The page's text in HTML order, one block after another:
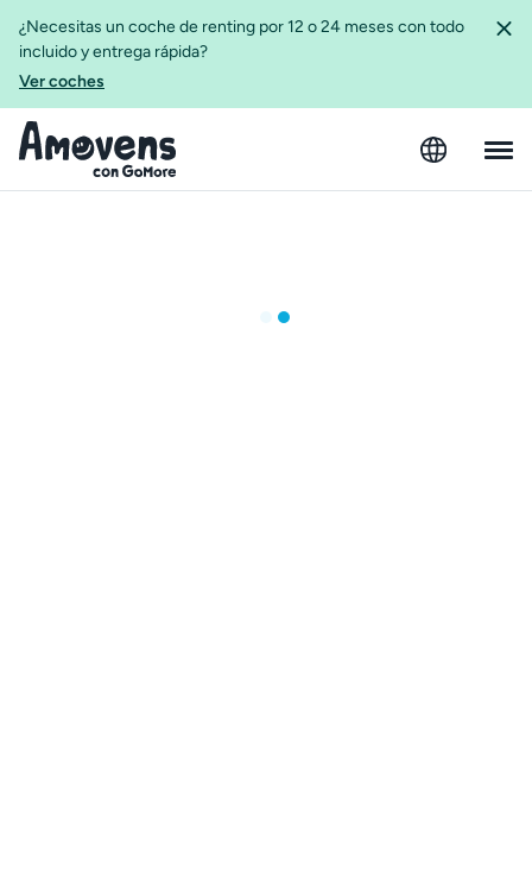
¿Necesitas un coche de renting por 12 o 24 meses con todo
incluido y entrega rápida?
Ver coches